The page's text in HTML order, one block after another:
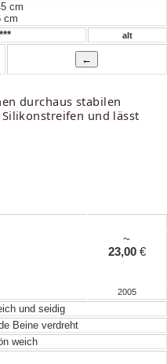
cm
cm
alt
durchaus stabilen
und lässt
~
23,00€
2005
und seidig
Beine verdreht
weich